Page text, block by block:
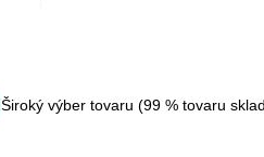
Široký výber tovaru (99 % tovaru